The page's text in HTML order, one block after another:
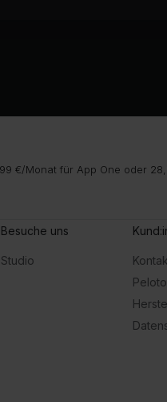
€/Monat für App One oder
Besuche uns
Studio